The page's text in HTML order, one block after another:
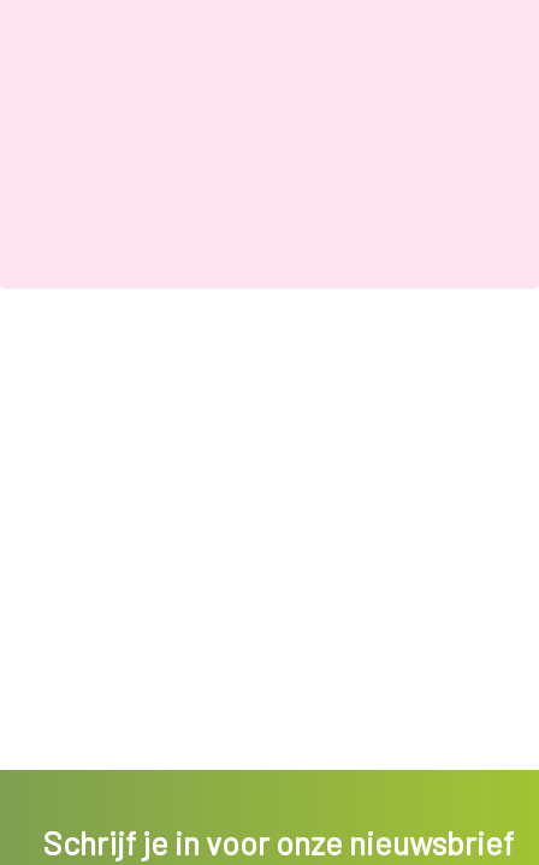
Schrijf je in voor onze nieuwsbrief